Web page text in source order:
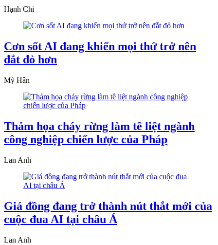
Hạnh Chi
Cơn sốt AI đang khiến mọi thứ trở nên
đắt đỏ hơn
Mỹ Hân
Thảm họa cháy rừng làm tê liệt ngành
công nghiệp chiến lược của Pháp
Lan Anh
Giá đồng đang trở thành nút thắt mới của
cuộc đua AI tại châu Á
Lan Anh